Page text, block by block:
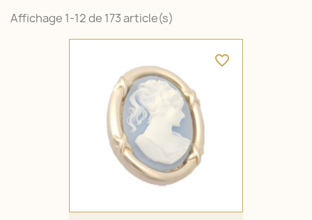
Affichage 1-12 de 173 article(s)
favorite_border